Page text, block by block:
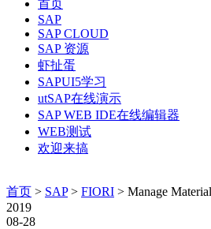
首页
SAP
SAP CLOUD
SAP 资源
虾扯蛋
SAPUI5学习
utSAP在线演示
SAP WEB IDE在线编辑器
WEB测试
欢迎来搞
首页 > SAP> FIORI > Manage
2019
08-28